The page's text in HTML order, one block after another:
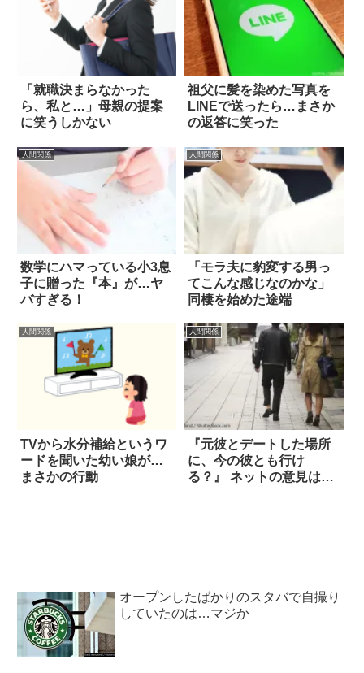
「就職決まらなかった
ら、私と…」母親の提案
に笑うしかない
祖父に髪を染めた写真を
LINEで送ったら…まさか
の返答に笑った
人間関係
数学にハマっている小3息
子に贈った『本』が…ヤ
バすぎる！
人間関係
「モラ夫に豹変する男っ
てこんな感じなのかな」
同棲を始めた途端
人間関係
TVから水分補給というワ
ードを聞いた幼い娘が…
まさかの行動
人間関係
『元彼とデートした場所
に、今の彼とも行け
る？』 ネットの意見は…
オープンしたばかりのスタバで自撮り
していたのは…マジか